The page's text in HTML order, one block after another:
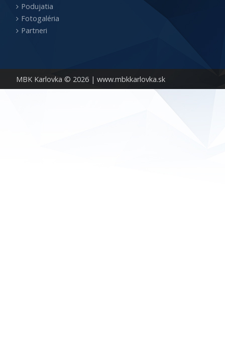
MBK Karlovka © 2026 | www.mbkkarlovka.sk
Podujatia
Fotogaléria
Partneri